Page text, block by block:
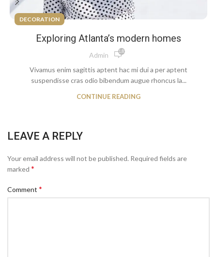
DECORATION
Exploring Atlanta’s modern homes
Admin 1,850
Vivamus enim sagittis aptent hac mi dui a per aptent
suspendisse cras odio bibendum augue rhoncus la...
CONTINUE READING
LEAVE A REPLY
Your email address will not be published. Required fields are
marked *
Comment *